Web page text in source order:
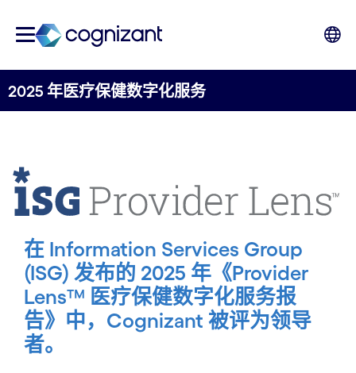
2025 年医疗保健数字化服务
在 Information Services Group
(ISG) 发布的 2025 年《Provider
Lens™ 医疗保健数字化服务报
告》中，Cognizant 被评为领导
者。